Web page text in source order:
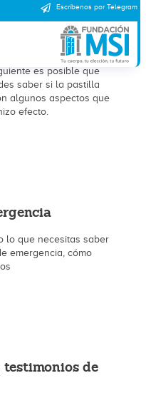
Escríbenos por Telegram
del día siguiente
es posible que
saber si la pastilla
algunos aspectos que
efecto.
lo que necesitas saber
emergencia, cómo
testimonios de